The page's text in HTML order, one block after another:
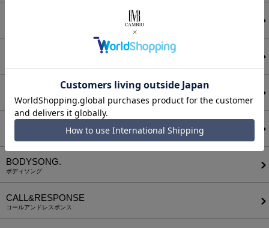
ATTACHMENT
アタッチメント
BODYSONG.
ボディソング
CALL&RESPONSE
コールアンドレスポンス